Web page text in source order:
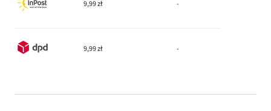
9,99 zł -
9,99 zł -